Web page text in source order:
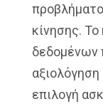
κίνησης. Το
δεδομένων
επιλογή